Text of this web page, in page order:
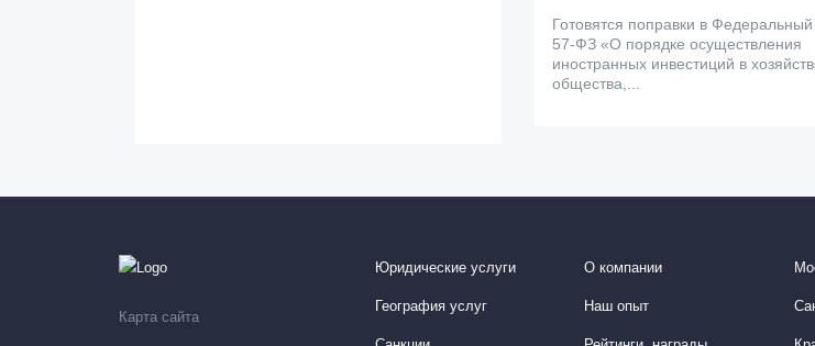
Готовятся поправки в
57-ФЗ «О порядке осуществления
иностранных инвестиций в
общества,...
Карта сайта
Юридические услуги
География услуг
О компании
Наш опыт